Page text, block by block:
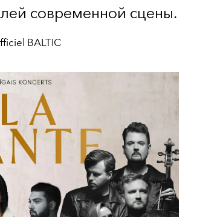
современной сцены.
BALTIC